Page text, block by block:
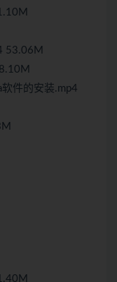
53.06M
件的安装.mp4